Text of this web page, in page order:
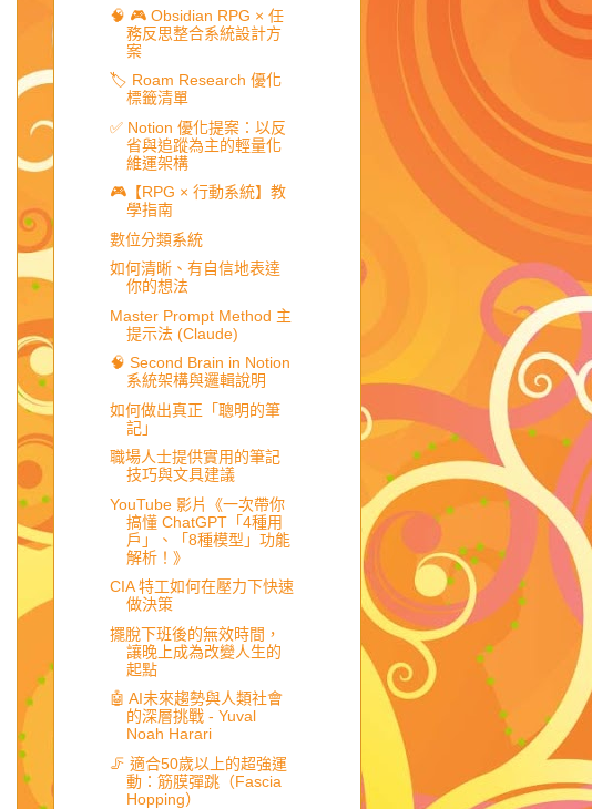
🧠 🎮 Obsidian RPG × 任
務反思整合系統設計方
案
🏷️ Roam Research 優化
標籤清單
✅ Notion 優化提案：以反
省與追蹤為主的輕量化
維運架構
🎮【RPG × 行動系統】教
學指南
數位分類系統
如何清晰、有自信地表達
你的想法
Master Prompt Method 主
提示法 (Claude)
🧠 Second Brain in Notion
系統架構與邏輯說明
如何做出真正「聰明的筆
記」
職場人士提供實用的筆記
技巧與文具建議
YouTube 影片《一次帶你
搞懂 ChatGPT「4種用
戶」、「8種模型」功能
解析！》
CIA 特工如何在壓力下快速
做決策
擺脫下班後的無效時間，
讓晚上成為改變人生的
起點
🤖 AI未來趨勢與人類社會
的深層挑戰 - Yuval
Noah Harari
🦵 適合50歲以上的超強運
動：筋膜彈跳（Fascia
Hopping）